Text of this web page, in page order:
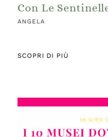
Con Le
ANGELA
SCOPRI DI PIÙ